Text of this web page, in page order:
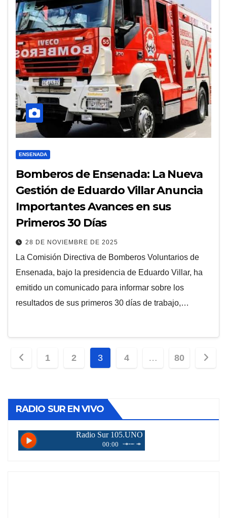
ENSENADA
Bomberos de Ensenada: La Nueva
Gestión de Eduardo Villar Anuncia
Importantes Avances en sus
Primeros 30 Días
28 DE NOVIEMBRE DE 2025
La Comisión Directiva de Bomberos Voluntarios de
Ensenada, bajo la presidencia de Eduardo Villar, ha
emitido un comunicado para informar sobre los
resultados de sus primeros 30 días de trabajo,…
Paginación
entradas
1 2 3 4 … 80
RADIO SUR EN VIVO